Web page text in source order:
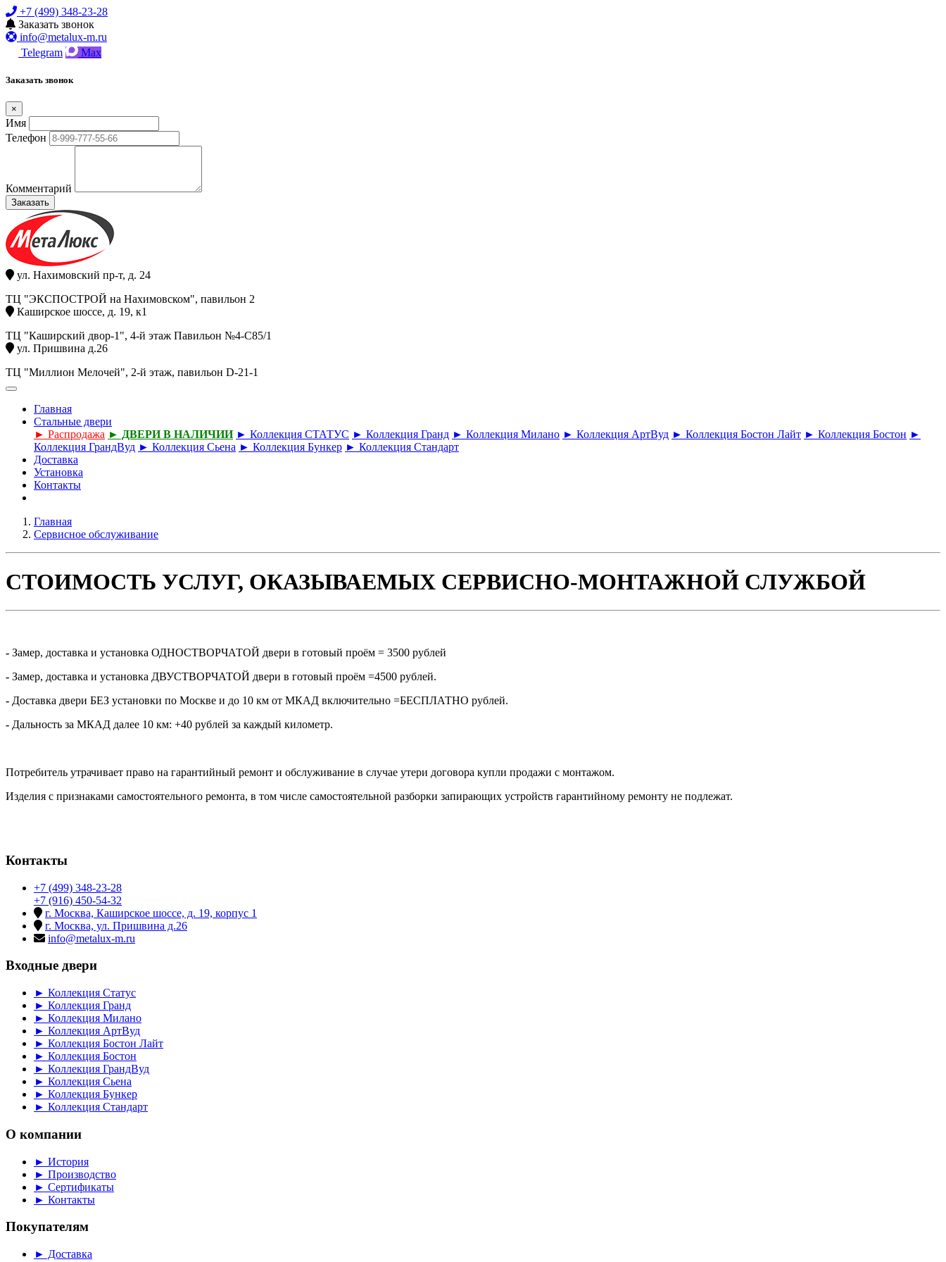
+7 (499) 348-23-28
Заказать звонок
info@metalux-m.ru
Telegram
Max
Заказать звонок
×
Имя
Телефон
Комментарий
Заказать
ул. Нахимовский пр-т, д. 24
ТЦ "ЭКСПОСТРОЙ на Нахимовском", павильон 2
Каширское шоссе, д. 19, к1
ТЦ "Каширский двор-1", 4-й этаж Павильон №4-С85/1
ул. Пришвина д.26
ТЦ "Миллион Мелочей", 2-й этаж, павильон D-21-1
Главная
Стальные двери
► Распродажа ► ДВЕРИ В НАЛИЧИИ ► Коллекция СТАТУС ► Коллекция Гранд ► Коллекция Милано ► Коллекция АртВуд ► Коллекция Бостон Лайт ► Коллекция Бостон ►
Коллекция ГрандВуд ► Коллекция Сьена ► Коллекция Бункер ► Коллекция Стандарт
Доставка
Установка
Контакты
Главная
Сервисное обслуживание
СТОИМОСТЬ УСЛУГ, ОКАЗЫВАЕМЫХ СЕРВИСНО-МОНТАЖНОЙ СЛУЖБОЙ
- Замер, доставка и установка ОДНОСТВОРЧАТОЙ двери в готовый проём = 3500 рублей
- Замер, доставка и установка ДВУСТВОРЧАТОЙ двери в готовый проём =4500 рублей.
- Доставка двери БЕЗ установки по Москве и до 10 км от МКАД включительно =БЕСПЛАТНО рублей.
- Дальность за МКАД далее 10 км: +40 рублей за каждый километр.
Потребитель утрачивает право на гарантийный ремонт и обслуживание в случае утери договора купли продажи с монтажом.
Изделия с признаками самостоятельного ремонта, в том числе самостоятельной разборки запирающих устройств гарантийному ремонту не подлежат.
Контакты
+7 (499) 348-23-28
+7 (916) 450-54-32
г. Москва, Каширское шоссе, д. 19, корпус 1
г. Москва, ул. Пришвина д.26
info@metalux-m.ru
Входные двери
► Коллекция Статус
► Коллекция Гранд
► Коллекция Милано
► Коллекция АртВуд
► Коллекция Бостон Лайт
► Коллекция Бостон
► Коллекция ГрандВуд
► Коллекция Сьена
► Коллекция Бункер
► Коллекция Стандарт
О компании
► История
► Производство
► Сертификаты
► Контакты
Покупателям
► Доставка